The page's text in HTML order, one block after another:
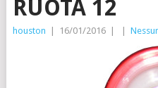
RUOTA 12
houston 16/01/2016